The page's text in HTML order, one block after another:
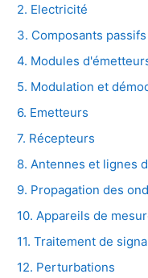
2. Electricité
3. Composants
4. Modules
5. Modulation et
6. Emetteurs
7. Récepteurs
8. Antennes et lignes
9. Propagation des
10. Appareils de
11. Traitement de
12. Perturbations